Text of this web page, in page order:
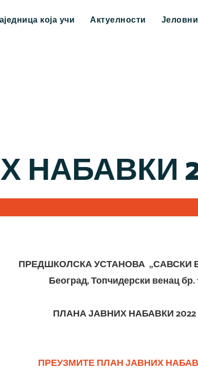
која учи Актуелности
НАБАВКИ
ПРЕДШКОЛСКА УСТАНОВА „САВСКИ
Београд, Топчидерски венац бр.
ПЛАНА ЈАВНИХ НАБАВКИ 2022
ПРЕУЗМИТЕ ПЛАН ЈАВНИХ